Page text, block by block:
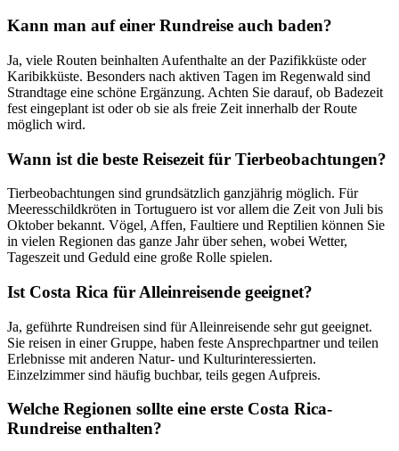
Kann man auf einer Rundreise auch baden?
Ja, viele Routen beinhalten Aufenthalte an der Pazifikküste oder
Karibikküste. Besonders nach aktiven Tagen im Regenwald sind
Strandtage eine schöne Ergänzung. Achten Sie darauf, ob Badezeit
fest eingeplant ist oder ob sie als freie Zeit innerhalb der Route
möglich wird.
Wann ist die beste Reisezeit für Tierbeobachtungen?
Tierbeobachtungen sind grundsätzlich ganzjährig möglich. Für
Meeresschildkröten in Tortuguero ist vor allem die Zeit von Juli bis
Oktober bekannt. Vögel, Affen, Faultiere und Reptilien können Sie
in vielen Regionen das ganze Jahr über sehen, wobei Wetter,
Tageszeit und Geduld eine große Rolle spielen.
Ist Costa Rica für Alleinreisende geeignet?
Ja, geführte Rundreisen sind für Alleinreisende sehr gut geeignet.
Sie reisen in einer Gruppe, haben feste Ansprechpartner und teilen
Erlebnisse mit anderen Natur- und Kulturinteressierten.
Einzelzimmer sind häufig buchbar, teils gegen Aufpreis.
Welche Regionen sollte eine erste Costa Rica-
Rundreise enthalten?